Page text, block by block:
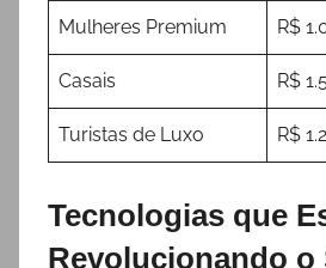
Mulheres Premium R$
Casais R$
Turistas de Luxo R$
Tecnologias que
Revolucionando o